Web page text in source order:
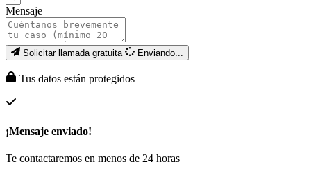
Mensaje
Solicitar llamada gratuita Enviando...
Tus datos están protegidos
¡Mensaje enviado!
Te contactaremos en menos de 24 horas